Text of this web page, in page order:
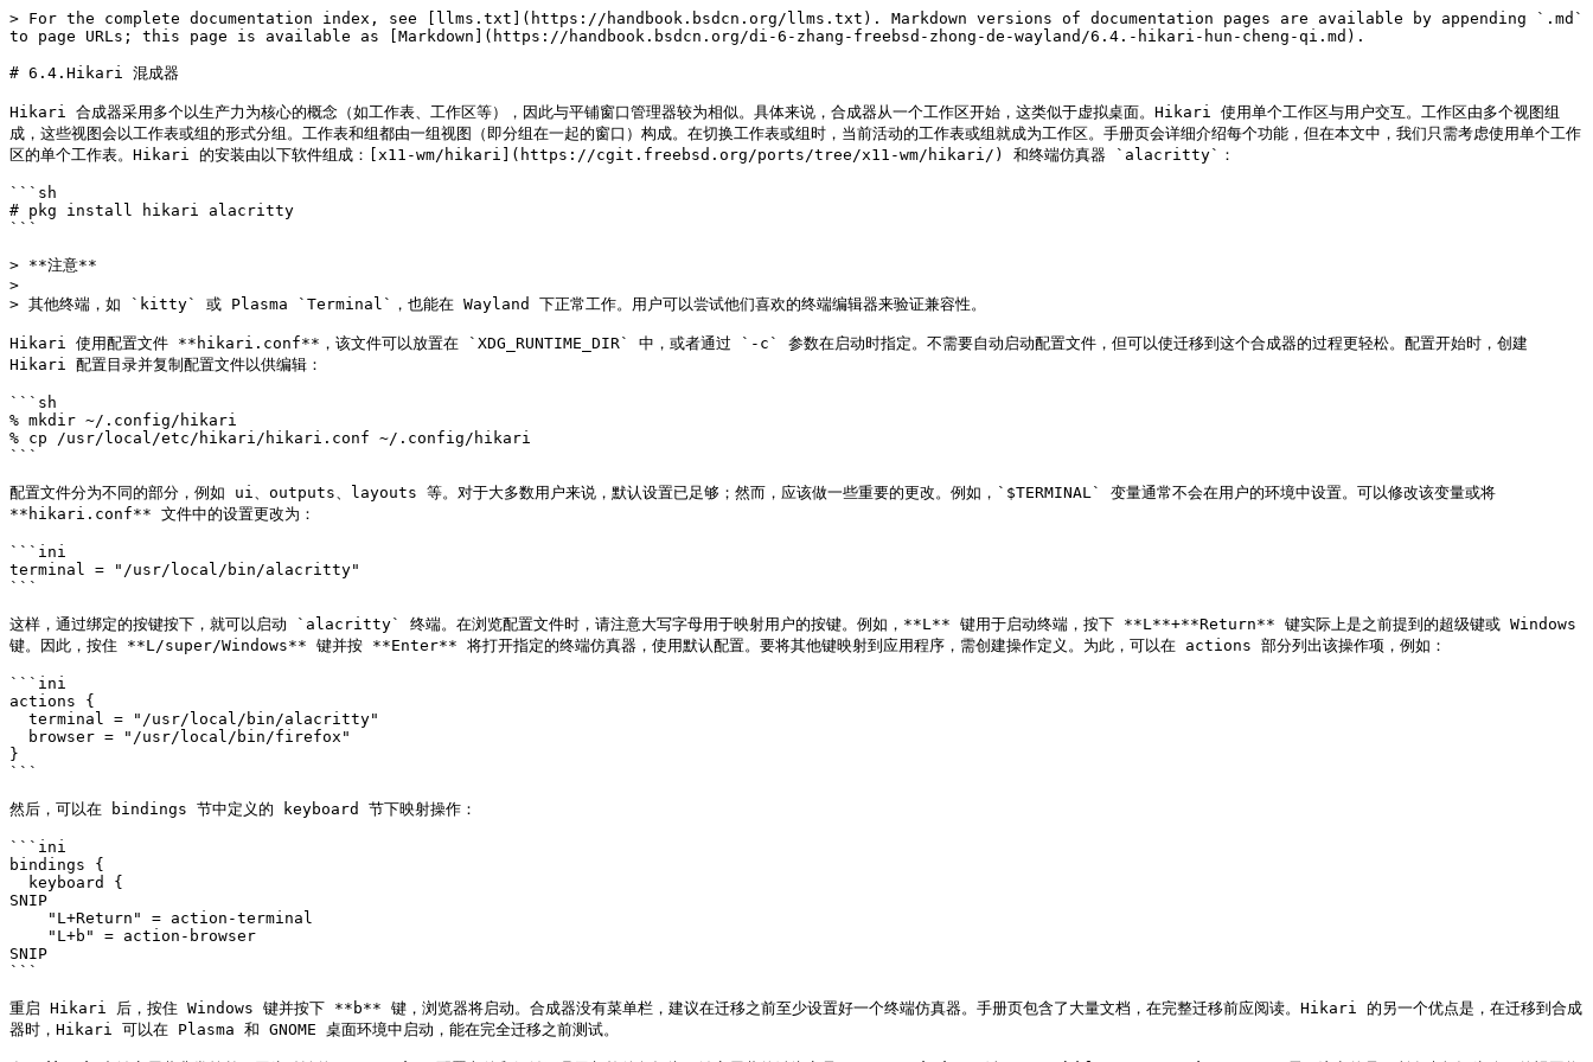
> For the complete documentation index, see [llms.txt](https://handbook.bsdcn.org/llms.txt). Markdown versions of documentation pages are available by appending `.md`
to page URLs; this page is available as [Markdown](https://handbook.bsdcn.org/di-6-zhang-freebsd-zhong-de-wayland/6.4.-hikari-hun-cheng-qi.md).
# 6.4.Hikari 混成器
Hikari 合成器采用多个以生产力为核心的概念（如工作表、工作区等），因此与平铺窗口管理器较为相似。具体来说，合成器从一个工作区开始，这类似于虚拟桌面。Hikari 使用单个工作区与用户交互。工作区由多个视图组
成，这些视图会以工作表或组的形式分组。工作表和组都由一组视图（即分组在一起的窗口）构成。在切换工作表或组时，当前活动的工作表或组就成为工作区。手册页会详细介绍每个功能，但在本文中，我们只需考虑使用单个工作
区的单个工作表。Hikari 的安装由以下软件组成：[x11-wm/hikari](https://cgit.freebsd.org/ports/tree/x11-wm/hikari/) 和终端仿真器 `alacritty`：
```sh
# pkg install hikari alacritty
```
> **注意**
>
> 其他终端，如 `kitty` 或 Plasma `Terminal`，也能在 Wayland 下正常工作。用户可以尝试他们喜欢的终端编辑器来验证兼容性。
Hikari 使用配置文件 **hikari.conf**，该文件可以放置在 `XDG_RUNTIME_DIR` 中，或者通过 `-c` 参数在启动时指定。不需要自动启动配置文件，但可以使迁移到这个合成器的过程更轻松。配置开始时，创建
Hikari 配置目录并复制配置文件以供编辑：
```sh
% mkdir ~/.config/hikari
% cp /usr/local/etc/hikari/hikari.conf ~/.config/hikari
```
配置文件分为不同的部分，例如 ui、outputs、layouts 等。对于大多数用户来说，默认设置已足够；然而，应该做一些重要的更改。例如，`$TERMINAL` 变量通常不会在用户的环境中设置。可以修改该变量或将
**hikari.conf** 文件中的设置更改为：
```ini
terminal = "/usr/local/bin/alacritty"
```
这样，通过绑定的按键按下，就可以启动 `alacritty` 终端。在浏览配置文件时，请注意大写字母用于映射用户的按键。例如，**L** 键用于启动终端，按下 **L**+**Return** 键实际上是之前提到的超级键或 Windows
键。因此，按住 **L/super/Windows** 键并按 **Enter** 将打开指定的终端仿真器，使用默认配置。要将其他键映射到应用程序，需创建操作定义。为此，可以在 actions 部分列出该操作项，例如：
```ini
actions {
}
```
然后，可以在 bindings 节中定义的 keyboard 节下映射操作：
```ini
bindings {
SNIP
SNIP
```
重启 Hikari 后，按住 Windows 键并按下 **b** 键，浏览器将启动。合成器没有菜单栏，建议在迁移之前至少设置好一个终端仿真器。手册页包含了大量文档，在完整迁移前应阅读。Hikari 的另一个优点是，在迁移到合成
器时，Hikari 可以在 Plasma 和 GNOME 桌面环境中启动，能在完全迁移之前测试。